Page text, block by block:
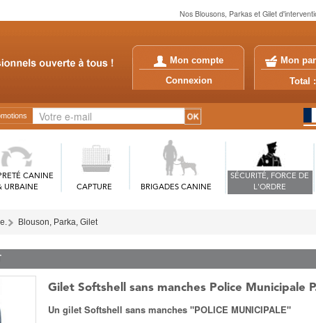
Nos Blousons, Parkas et Gilet
Mon compte
Connexion
Mon
Total :
CANINE
URBAINE
CAPTURE BRIGADES CANINE
SÉCURITÉ, FORCE DE
L'ORDRE
Blouson, Parka, Gilet
Gilet Softshell sans manches Police Municipale
Un gilet Softshell sans manches "POLICE MUNICIPALE"